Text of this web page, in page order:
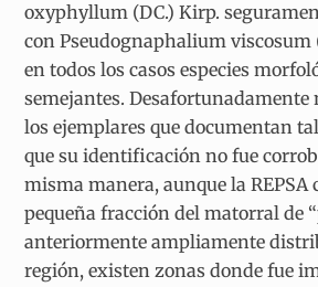
oxyphyllum (DC.) Kirp.
con Pseudognaphalium
en todos los casos especies
semejantes. Desafortunadamente
los ejemplares que documentan
que su identificación no fue
misma manera, aunque la
pequeña fracción del matorral de
anteriormente ampliamente
región, existen zonas donde fue